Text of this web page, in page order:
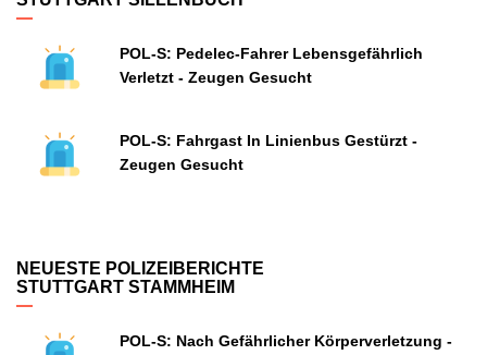
POL-S: Pedelec-Fahrer Lebensgefährlich
Verletzt - Zeugen Gesucht
POL-S: Fahrgast In Linienbus Gestürzt -
Zeugen Gesucht
NEUESTE POLIZEIBERICHTE
STUTTGART STAMMHEIM
POL-S: Nach Gefährlicher Körperverletzung -